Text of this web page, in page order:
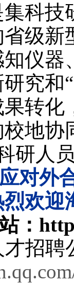
科技
级
仪
究和“
转
地协
研人
对外
烈欢迎
：
招聘